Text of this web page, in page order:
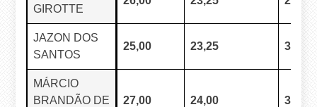
GIROTTE
JAZON DOS
SANTOS
25,00 23,25 32,45
MÁRCIO
BRANDÃO DE
27,00 24,00 32,45